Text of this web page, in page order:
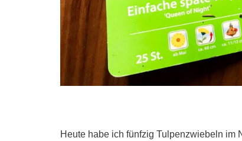
Heute habe ich fünfzig Tulpenzwiebeln im